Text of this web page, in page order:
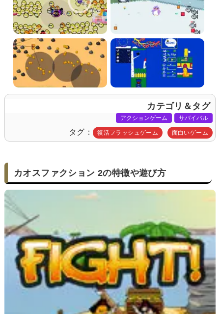
カテゴリ＆タグ
アクションゲーム サバイバル
タグ 復活フラッシュゲーム 面白いゲーム
カオスファクション 2の特徴や遊び方